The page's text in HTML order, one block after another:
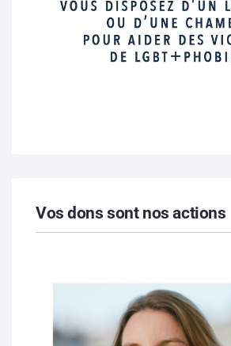
Vos dons sont nos actions